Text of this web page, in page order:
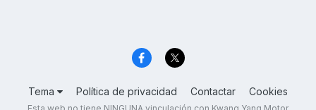
Tema Política de privacidad Contactar Cookies